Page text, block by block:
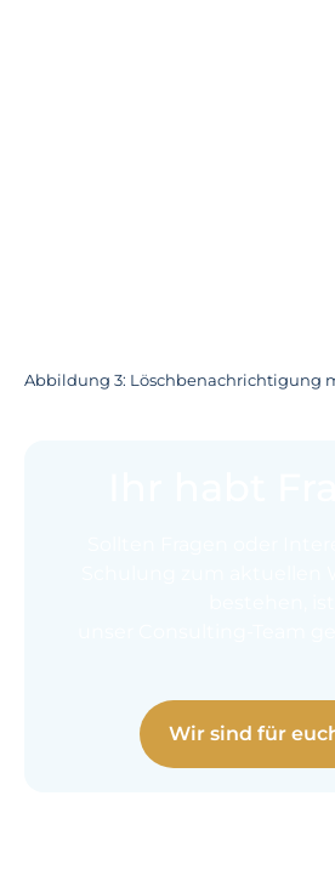
Abbildung 3: Löschbenachrichtigung
Wir sind für